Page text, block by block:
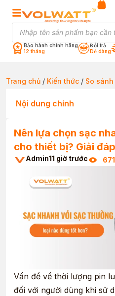
Bảo hành chính hãng
12 tháng
Đổi trả
Dễ dàng
Trang chủ / Kiến thức / So
Nội dung chính
Nên lựa chọn sạc
cho thiết bị? Giải
Admin11 giờ trước
Vấn đề về thời lượng pin
đối với người dùng khi sử